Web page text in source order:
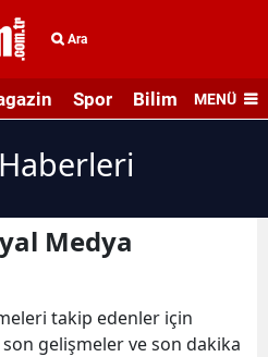
Ara
Spor Bilim veMENÜ
Medya
takip edenler için
gelişmeler ve son dakika